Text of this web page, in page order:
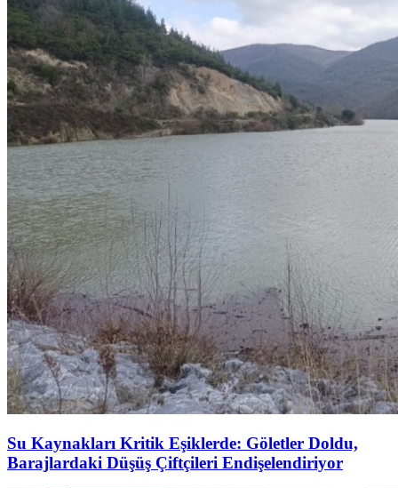
Su Kaynakları Kritik Eşiklerde: Göletler Doldu,
Barajlardaki Düşüş Çiftçileri Endişelendiriyor